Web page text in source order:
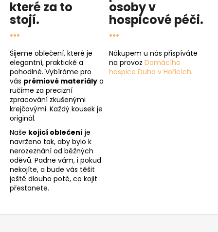
které za to
stojí.
...
Šijeme oblečení, které je
elegantní, praktické a
pohodlné. Vybíráme pro
vás prémiové materiály a
ručíme za precizní
zpracování zkušenými
krejčovými. Každý kousek je
originál.
Naše kojicí oblečení je
navrženo tak, aby bylo k
nerozeznání od běžných
oděvů. Padne vám, i pokud
nekojíte, a bude vás těšit
ještě dlouho poté, co kojit
přestanete.
osoby v
hospicové péči.
...
Nákupem u nás přispíváte
na provoz Domácího
hospice Duha v Hořicích.